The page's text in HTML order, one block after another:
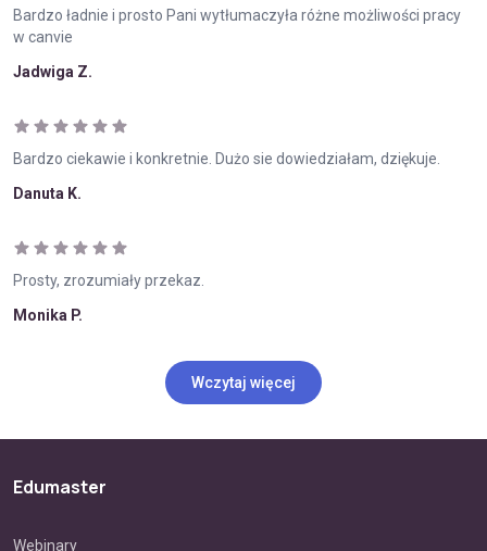
Bardzo ładnie i prosto Pani wytłumaczyła różne możliwości pracy
w canvie
Jadwiga Z.
Bardzo ciekawie i konkretnie. Dużo sie dowiedziałam, dziękuje.
Danuta K.
Prosty, zrozumiały przekaz.
Monika P.
Wczytaj więcej
Edumaster
Webinary